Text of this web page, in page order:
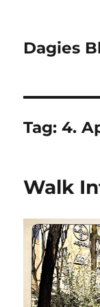
Dagies
Tag:4.
Walk